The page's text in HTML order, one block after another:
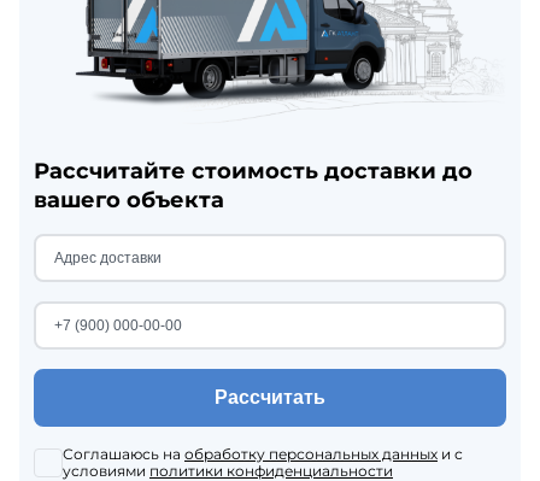
Рассчитайте стоимость доставки до
вашего объекта
Рассчитать
Соглашаюсь на обработку персональных данных и с
условиями политики конфиденциальности